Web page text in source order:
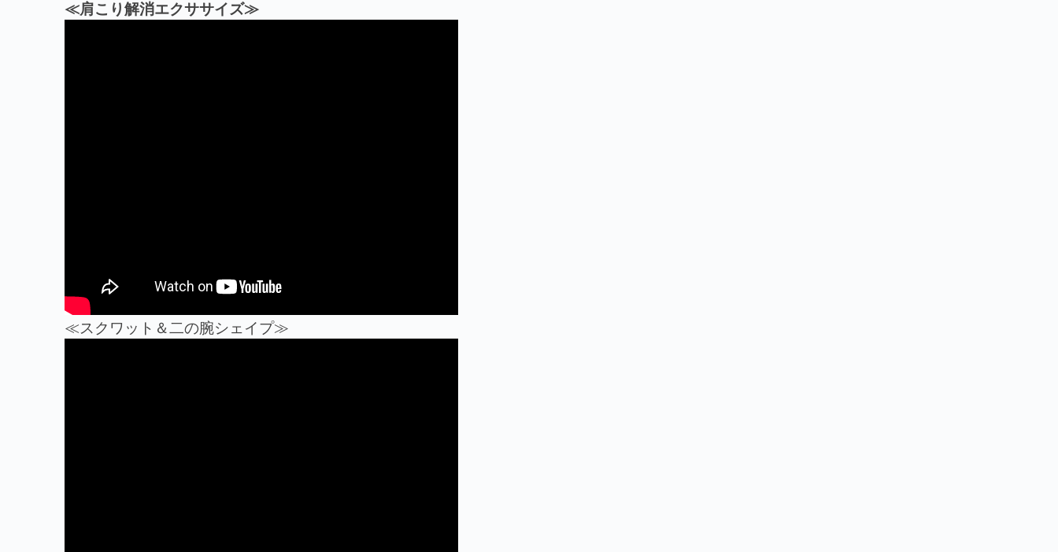
≪肩こり解消エクササイズ≫
≪スクワット＆二の腕シェイプ≫